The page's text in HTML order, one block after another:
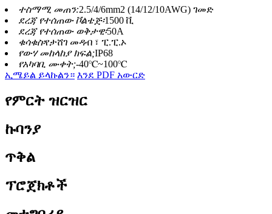
ተስማሚ መጠን:2.5/4/6mm2 (14/12/10AWG) ገመድ
ደረጃ የተሰጠው ቮልቴጅ፡1500 ቪ
ደረጃ የተሰጠው ወቅታዊ፡50A
ቁሳቁስ፡የታሸገ መዳብ ፣ ፒ.ፒ.ኦ
የውሃ መከላከያ ክፍል;IP68
የአካባቢ ሙቀት;-40℃~100℃
ኢሜይል ይላኩልን። እንደ PDF አውርድ
የምርት ዝርዝር
ኩባንያ
ጥቅል
ፕሮጀክቶች